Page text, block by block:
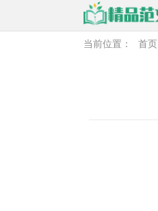
当前位置： 首页